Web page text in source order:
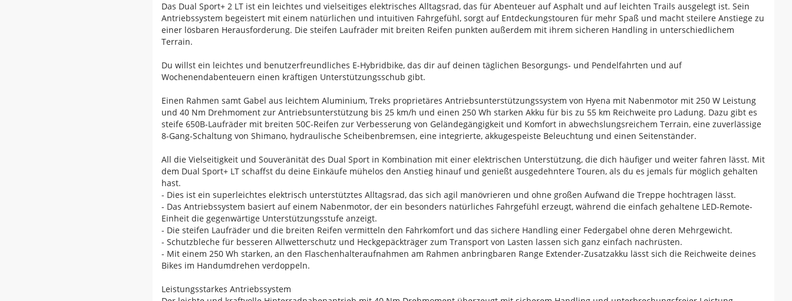
Das Dual Sport+ 2 LT ist ein leichtes und vielseitiges elektrisches Alltagsrad, das für Abenteuer auf Asphalt und auf leichten Trails ausgelegt ist. Sein
Antriebssystem begeistert mit einem natürlichen und intuitiven Fahrgefühl, sorgt auf Entdeckungstouren für mehr Spaß und macht steilere Anstiege zu
einer lösbaren Herausforderung. Die steifen Laufräder mit breiten Reifen punkten außerdem mit ihrem sicheren Handling in unterschiedlichem
Terrain.
Du willst ein leichtes und benutzerfreundliches E-Hybridbike, das dir auf deinen täglichen Besorgungs- und Pendelfahrten und auf
Wochenendabenteuern einen kräftigen Unterstützungsschub gibt.
Einen Rahmen samt Gabel aus leichtem Aluminium, Treks proprietäres Antriebsunterstützungssystem von Hyena mit Nabenmotor mit 250 W Leistung
und 40 Nm Drehmoment zur Antriebsunterstützung bis 25 km/h und einen 250 Wh starken Akku für bis zu 55 km Reichweite pro Ladung. Dazu gibt es
steife 650B-Laufräder mit breiten 50C-Reifen zur Verbesserung von Geländegängigkeit und Komfort in abwechslungsreichem Terrain, eine zuverlässige
8-Gang-Schaltung von Shimano, hydraulische Scheibenbremsen, eine integrierte, akkugespeiste Beleuchtung und einen Seitenständer.
All die Vielseitigkeit und Souveränität des Dual Sport in Kombination mit einer elektrischen Unterstützung, die dich häufiger und weiter fahren lässt. Mit
dem Dual Sport+ LT schaffst du deine Einkäufe mühelos den Anstieg hinauf und genießt ausgedehntere Touren, als du es jemals für möglich gehalten
hast.
- Dies ist ein superleichtes elektrisch unterstütztes Alltagsrad, das sich agil manövrieren und ohne großen Aufwand die Treppe hochtragen lässt.
- Das Antriebssystem basiert auf einem Nabenmotor, der ein besonders natürliches Fahrgefühl erzeugt, während die einfach gehaltene LED-Remote-
Einheit die gegenwärtige Unterstützungsstufe anzeigt.
- Die steifen Laufräder und die breiten Reifen vermitteln den Fahrkomfort und das sichere Handling einer Federgabel ohne deren Mehrgewicht.
- Schutzbleche für besseren Allwetterschutz und Heckgepäckträger zum Transport von Lasten lassen sich ganz einfach nachrüsten.
- Mit einem 250 Wh starken, an den Flaschenhalteraufnahmen am Rahmen anbringbaren Range Extender-Zusatzakku lässt sich die Reichweite deines
Bikes im Handumdrehen verdoppeln.
Leistungsstarkes Antriebssystem